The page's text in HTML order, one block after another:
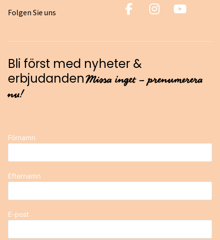
Folgen Sie uns
Bli först med nyheter &
erbjudanden Missa inget – prenumerera
nu!
Förnamn
Efternamn
E-post